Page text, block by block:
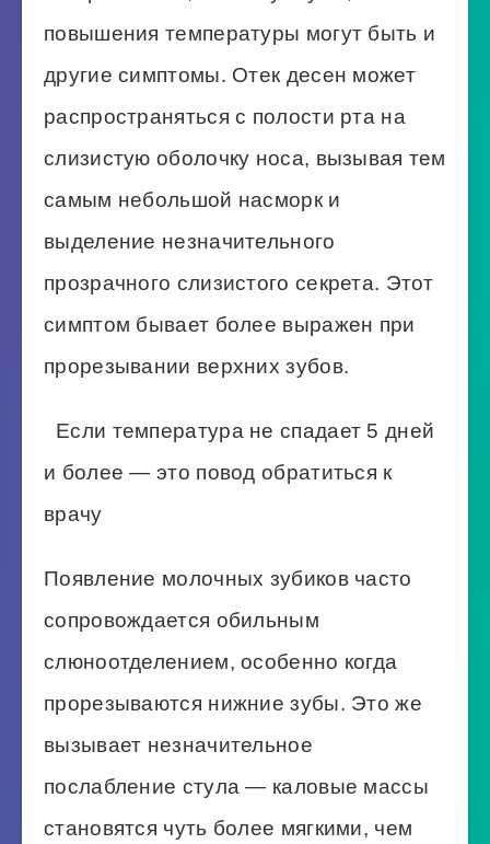
повышения температуры могут быть и
другие симптомы. Отек десен может
распространяться с полости рта на
слизистую оболочку носа, вызывая тем
самым небольшой насморк и
выделение незначительного
прозрачного слизистого секрета. Этот
симптом бывает более выражен при
прорезывании верхних зубов.
Если температура не спадает 5 дней
и более — это повод обратиться к
врачу
Появление молочных зубиков часто
сопровождается обильным
слюноотделением, особенно когда
прорезываются нижние зубы. Это же
вызывает незначительное
послабление стула — каловые массы
становятся чуть более мягкими, чем